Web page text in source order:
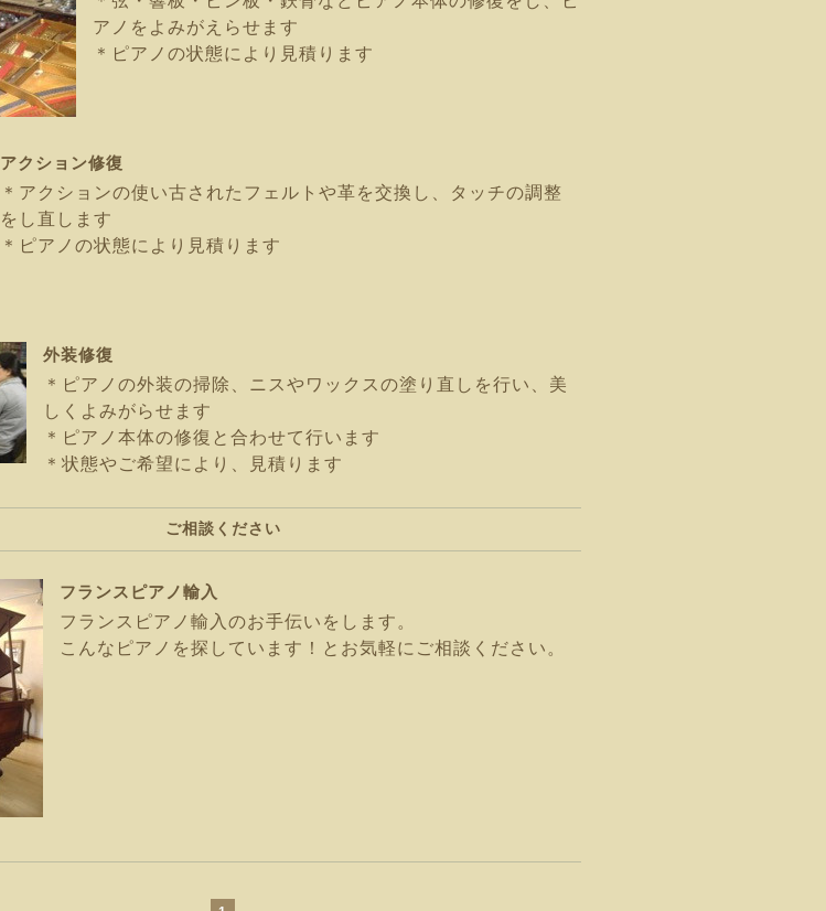
アノをよみがえらせます
＊ピアノの状態により見積ります
アクション修復
＊アクションの使い古されたフェルトや革を交換し、タッチの調整
をし直します
＊ピアノの状態により見積ります
外装修復
＊ピアノの外装の掃除、ニスやワックスの塗り直しを行い、美
しくよみがらせます
＊ピアノ本体の修復と合わせて行います
＊状態やご希望により、見積ります
ご相談ください
フランスピアノ輸入
フランスピアノ輸入のお手伝いをします。
こんなピアノを探しています！とお気軽にご相談ください。